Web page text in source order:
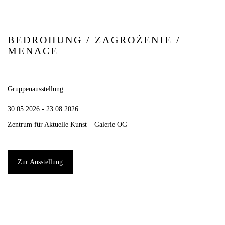
BEDROHUNG / ZAGROŻENIE /
MENACE
Gruppenausstellung
30.05.2026 - 23.08.2026
Zentrum für Aktuelle Kunst – Galerie OG
Zur Ausstellung